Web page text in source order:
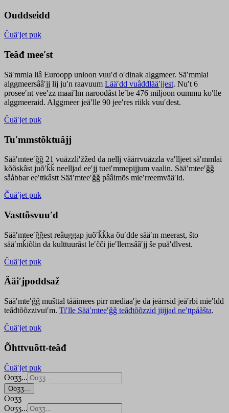
Ouddseidd
Čuäʹjet puk
Teâđ meeʹst
Säʹmmla liâ Euroopp unioon vuuʹd oʹdinak alggmeer. Säʹmmlai
alggmeersââʹjj lij juʹn raavuum Lääʹdd vuâđđlääʹjjest. Nuʹt 6
proseeʹnt veeʹzz maaiʹlm naroodâst leʹbe 476 miljoon oummu koʹlle
alggmeeraid. Alggmeer jeäʹlle 90 jeeʹres riikk vuuʹdest.
Čuäʹjet puk
Tuʹmmstõktuâjj
Sääʹmteeʹǧǧ 21 vuäzzliʹžžed da nellj väärrvuäzzla vaʹlljeet säʹmmlai
kõõskâst juõʹǩǩ neelljad eeʹjj tueiʹmmepijjum vaalin. Sääʹmteeʹǧǧ
sååbbar eeʹttkâstt Sääʹmteeʹǧǧ pââimõs mieʹrreemvääʹld.
Čuäʹjet puk
Vasttõsvuuʹd
Sääʹmteeʹǧǧest reâuggap juõʹǩǩka õuʹdde sääʹm meerast, što
sääʹmǩiõlin da kulttuurâst leʹčči jieʹllemsââʹjj še puäʹđlvest.
Čuäʹjet puk
Ääiʹjpoddsaž
Sääʹmteʹǧǧ mušttal tååimees pirr mediaaʹje da jeärrsid jeäʹrbi mieʹldd
teâđtõõzzivuiʹm. Tiʹlle Sääʹmteeʹǧǧ teâđtõõzzid jiijjad neʹttpååšta.
Čuäʹjet puk
Õhttvuõtt-teâđ
Čuäʹjet puk
Ooʒʒ...
Ooʒʒ...
Ooʒʒ
Ooʒʒ...